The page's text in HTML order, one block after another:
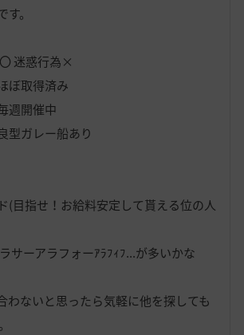
。
迷惑行為×
ぼ取得済み
週開催中
型ガレー船あり
(目指せ！お給料安定して貰える位の人
サーアラフォーｱﾗﾌｨﾌ...が多いかな
わないと思ったら気軽に他を探しても